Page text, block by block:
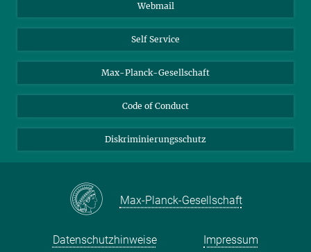
Kolloidchemie
Nachhaltige und Bio-inspirierte Materialien
Webmail
Self Service
Max-Planck-Gesellschaft
Code of Conduct
Diskriminierungsschutz
Max-Planck-Gesellschaft
Datenschutzhinweise Impressum